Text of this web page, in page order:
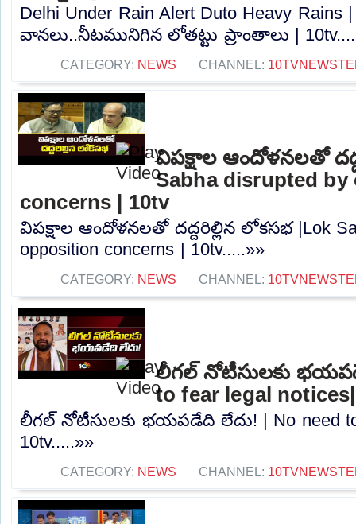
Delhi Under Rain Alert Duto Heavy
వానలు..నీటమునిగిన లోతట్టు ప్రాంతాలు |
CATEGORY: NEWS CHANNEL:
విపక్షాల ఆందోళనలతో
Sabha disrupted
concerns | 10tv
విపక్షాల ఆందోళనలతో దద్దరిల్లిన లోకసభ |Lok
opposition concerns | 10tv.....»»
CATEGORY: NEWS CHANNEL:
లీగల్ నోటీసులకు
to fear legal
లీగల్ నోటీసులకు భయపడేది లేదు! | No need to
10tv.....»»
CATEGORY: NEWS CHANNEL: